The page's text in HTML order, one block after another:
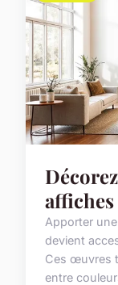
Apporter
devient
Ces œuvres
entre